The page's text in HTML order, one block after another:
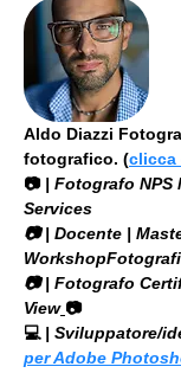
Aldo Diazzi
fotografico. (clicca
📷 | Fotografo NPS
Services
​📷 | Docente |
📷 | Fotografo
View 📷
💻 | Sviluppatore/
per Adobe